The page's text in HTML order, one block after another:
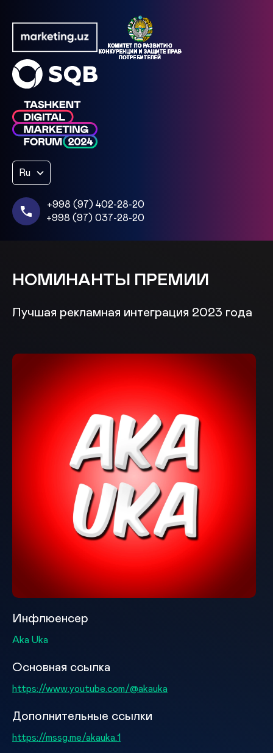
Ru
+998 (97) 402-28-20
+998 (97) 037-28-20
НОМИНАНТЫ ПРЕМИИ
Лучшая рекламная интеграция 2023 года
Инфлюенсер
Aka Uka
Основная ссылка
https://www.youtube.com/@akauka
Дополнительные ссылки
https://mssg.me/akauka.1